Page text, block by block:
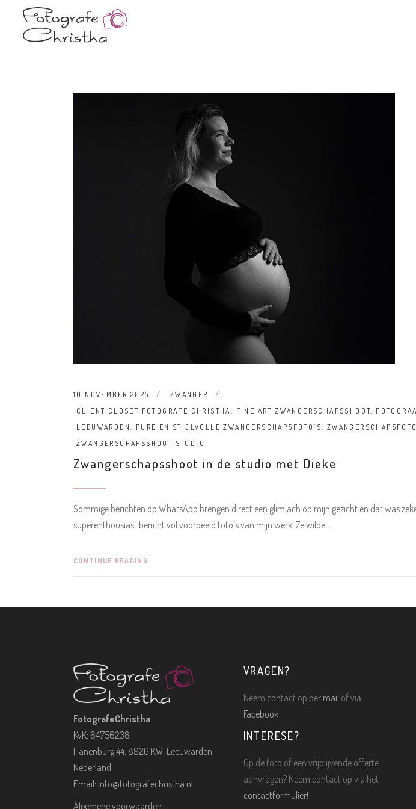
10 NOVEMBER 2025
ZWANGER
CLIENT CLOSET FOTOGRAFE CHRISTHA, FINE ART ZWANGERSCHAPSSHOOT,
LEEUWARDEN, PURE EN STIJLVOLLE ZWANGERSCHAPSFOTO’S,
ZWANGERSCHAPSSHOOT STUDIO
Zwangerschapsshoot in de studio met Dieke
Sommige berichten op WhatsApp brengen direct een glimlach op mijn gezicht en dat was
superenthousiast bericht vol voorbeeld foto's van mijn werk. Ze wilde
CONTINUE READING
FotografeChristha
KvK: 64756238
Hanenburg 44, 8926 KW, Leeuwarden,
Nederland
Email: info@fotografechristha.nl
Algemene voorwaarden
VRAGEN?
Neem contact op per mail of via
Facebook
INTERESE?
Op de foto of een vrijblijvende offerte
aanvragen? Neem contact op via het
contactformulier!